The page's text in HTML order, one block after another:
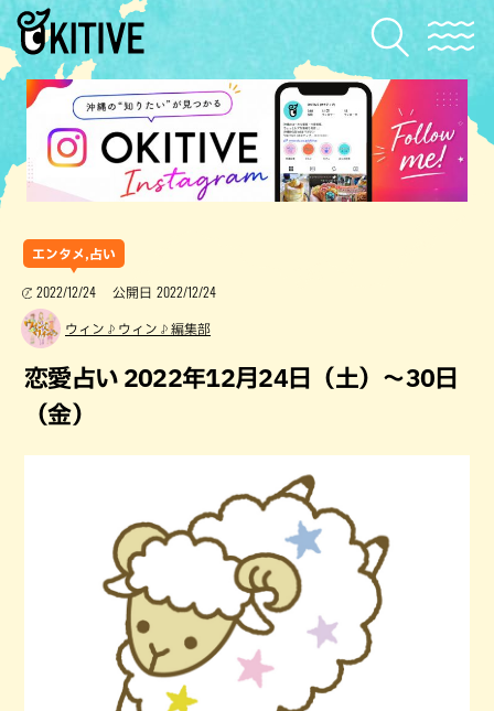
エンタメ,占い
2022/12/24 公開日 2022/12/24
ウィン♪ウィン♪編集部
恋愛占い 2022年12月24日（土）～30日
（金）